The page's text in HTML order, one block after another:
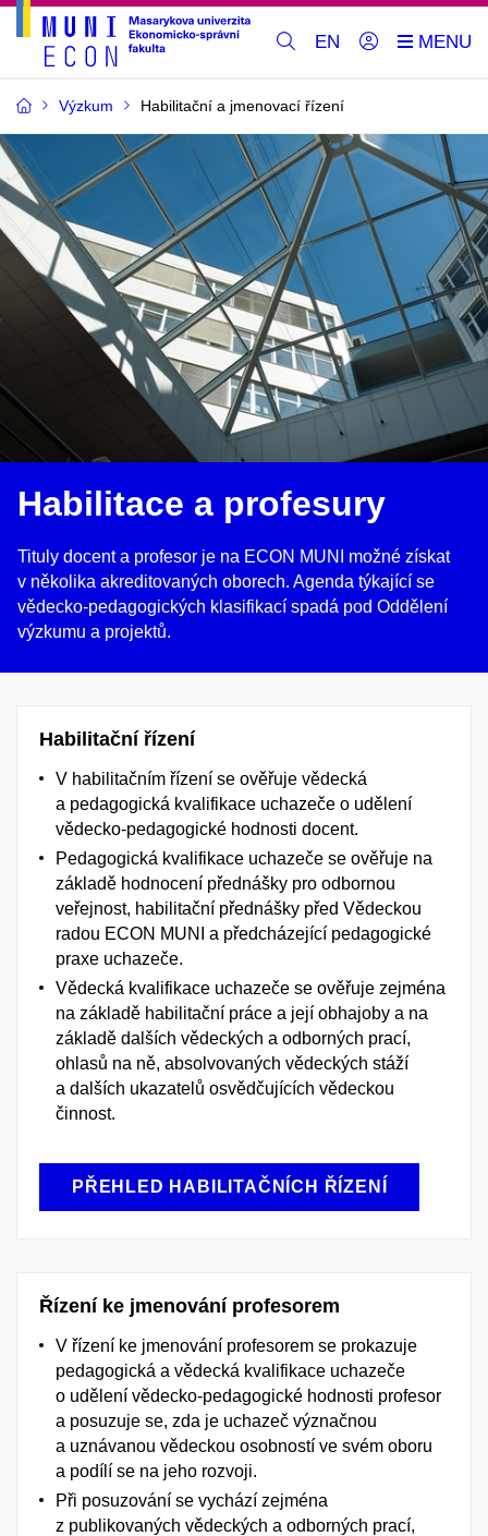
EN
Výzkum Habilitační a jmenovací řízení
Habilitace a profesury
Tituly docent a profesor je na ECON MUNI možné získat
v několika akreditovaných oborech. Agenda týkající se
vědecko-pedagogických klasifikací spadá pod Oddělení
výzkumu a projektů.
Habilitační řízení
V habilitačním řízení se ověřuje vědecká
a pedagogická kvalifikace uchazeče o udělení
vědecko-pedagogické hodnosti docent.
Pedagogická kvalifikace uchazeče se ověřuje na
základě hodnocení přednášky pro odbornou
veřejnost, habilitační přednášky před Vědeckou
radou ECON MUNI a předcházející pedagogické
praxe uchazeče.
Vědecká kvalifikace uchazeče se ověřuje zejména
na základě habilitační práce a její obhajoby a na
základě dalších vědeckých a odborných prací,
ohlasů na ně, absolvovaných vědeckých stáží
a dalších ukazatelů osvědčujících vědeckou
činnost.
PŘEHLED HABILITAČNÍCH ŘÍZENÍ
Řízení ke jmenování profesorem
V řízení ke jmenování profesorem se prokazuje
pedagogická a vědecká kvalifikace uchazeče
o udělení vědecko-pedagogické hodnosti profesor
a posuzuje se, zda je uchazeč význačnou
a uznávanou vědeckou osobností ve svém oboru
a podílí se na jeho rozvoji.
Při posuzování se vychází zejména
z publikovaných vědeckých a odborných prací,